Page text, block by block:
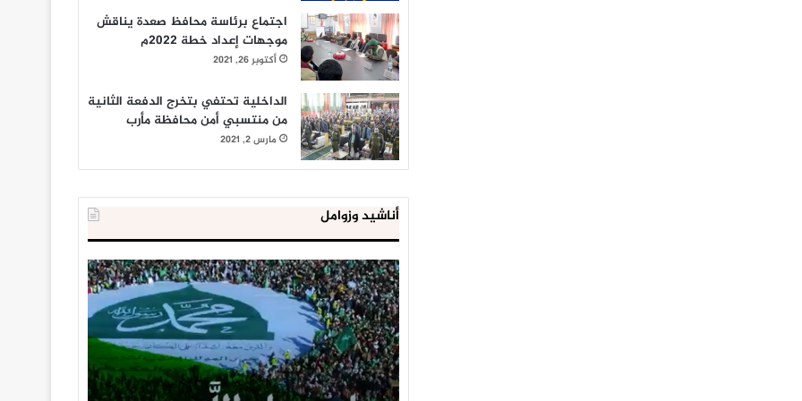
اجتماع برئاسة محافظ صعدة يناقش
موجهات إعداد خطة 2022م
أكتوبر 26, 2021
الداخلية تحتفي بتخرج الدفعة الثانية
من منتسبي أمن محافظة مأرب
مارس 2, 2021
أناشيد وزوامل
العدو
الإسرائيلي
اعتقل
543
طفلا
فلسطينيا
خلال
يناير 31, 2021
الداخلية
المصرية
إحباط
‘مخطط
كبير’
للإخوان